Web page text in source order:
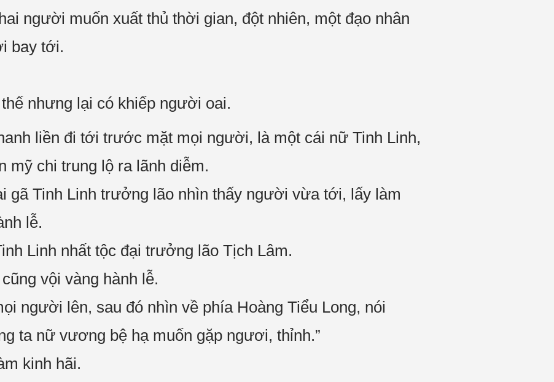
người muốn xuất thủ thời gian, đột nhiên, một đạo nhân
bay tới.
nhưng lại có khiếp người oai.
liền đi tới trước mặt mọi người, là một cái nữ Tinh Linh,
mỹ chi trung lộ ra lãnh diễm.
gã Tinh Linh trưởng lão nhìn thấy người vừa tới, lấy làm
lễ.
Linh nhất tộc đại trưởng lão Tịch Lâm.
vội vàng hành lễ.
người lên, sau đó nhìn về phía Hoàng Tiểu Long, nói
ta nữ vương bệ hạ muốn gặp ngươi, thỉnh.”
kinh hãi.